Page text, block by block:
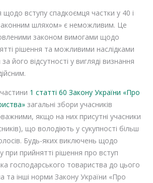
щодо вступу спадкоємця частки у 40 і
шляхом» є неможливим. Це
законом вимогами щодо
рішення та можливими наслідками
його відсутності у вигляді визнання
1 статті 60 Закону України «Про
загальні збори учасників
якщо на них присутні учасники
що володіють у сукупності більш
Будь-яких виключень щодо
прийнятті рішення про вступ
господарського товариства до цього
та інші норми Закону України «Про